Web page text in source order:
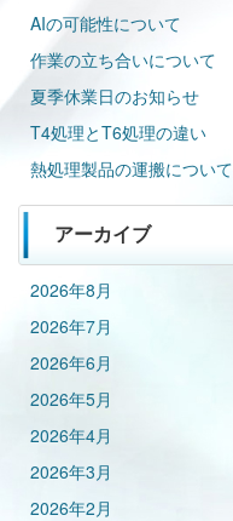
AIの可能性について
作業の立ち合いについて
夏季休業日のお知らせ
T4処理とT6処理の違い
熱処理製品の運搬について
アーカイブ
2026年8月
2026年7月
2026年6月
2026年5月
2026年4月
2026年3月
2026年2月